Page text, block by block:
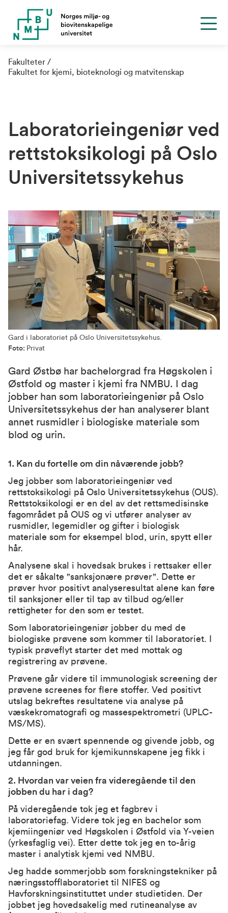
Fakulteter
Fakultet for kjemi, bioteknologi og matvitenskap
Laboratorieingeniør ved
rettstoksikologi på Oslo
Universitetssykehus
Gard i laboratoriet på Oslo Universitetssykehus.
Foto: Privat
Gard Østbø har bachelorgrad fra Høgskolen i
Østfold og master i kjemi fra NMBU. I dag
jobber han som laboratorieingeniør på Oslo
Universitetssykehus der han analyserer blant
annet rusmidler i biologiske materiale som
blod og urin.
1. Kan du fortelle om din nåværende jobb?
Jeg jobber som laboratorieingeniør ved
rettstoksikologi på Oslo Universitetssykehus (OUS).
Rettstoksikologi er en del av det rettsmedisinske
fagområdet på OUS og vi utfører analyser av
rusmidler, legemidler og gifter i biologisk
materiale som for eksempel blod, urin, spytt eller
hår.
Analysene skal i hovedsak brukes i rettsaker eller
det er såkalte "sanksjonære prøver". Dette er
prøver hvor positivt analyseresultat alene kan føre
til sanksjoner eller til tap av tilbud og/eller
rettigheter for den som er testet.
Som laboratorieingeniør jobber du med de
biologiske prøvene som kommer til laboratoriet. I
typisk prøveflyt starter det med mottak og
registrering av prøvene.
Prøvene går videre til immunologisk screening der
prøvene screenes for flere stoffer. Ved positivt
utslag bekreftes resultatene via analyse på
væskekromatografi og massespektrometri (UPLC-
MS/MS).
Dette er en svært spennende og givende jobb, og
jeg får god bruk for kjemikunnskapene jeg fikk i
utdanningen.
2. Hvordan var veien fra videregående til den
jobben du har i dag?
På videregående tok jeg et fagbrev i
laboratoriefag. Videre tok jeg en bachelor som
kjemiingeniør ved Høgskolen i Østfold via Y-veien
(yrkesfaglig vei). Etter dette tok jeg en to-årig
master i analytisk kjemi ved NMBU.
Jeg hadde sommerjobb som forskningstekniker på
næringsstofflaboratoriet til NIFES og
Havforskningsinstituttet under studietiden. Der
jobbet jeg hovedsakelig med rutineanalyse av